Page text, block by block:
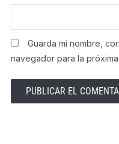
Guarda mi nombre,
navegador para la